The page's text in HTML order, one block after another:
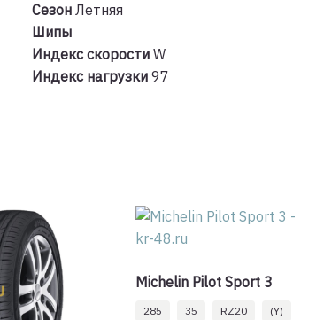
Сезон Летняя
Шипы
Индекс скорости W
Индекс нагрузки 97
Michelin Pilot Sport 3
285 35 RZ20 (Y)